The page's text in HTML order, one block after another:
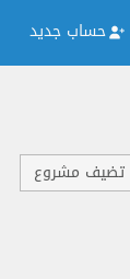
حساب جديد
مشروع